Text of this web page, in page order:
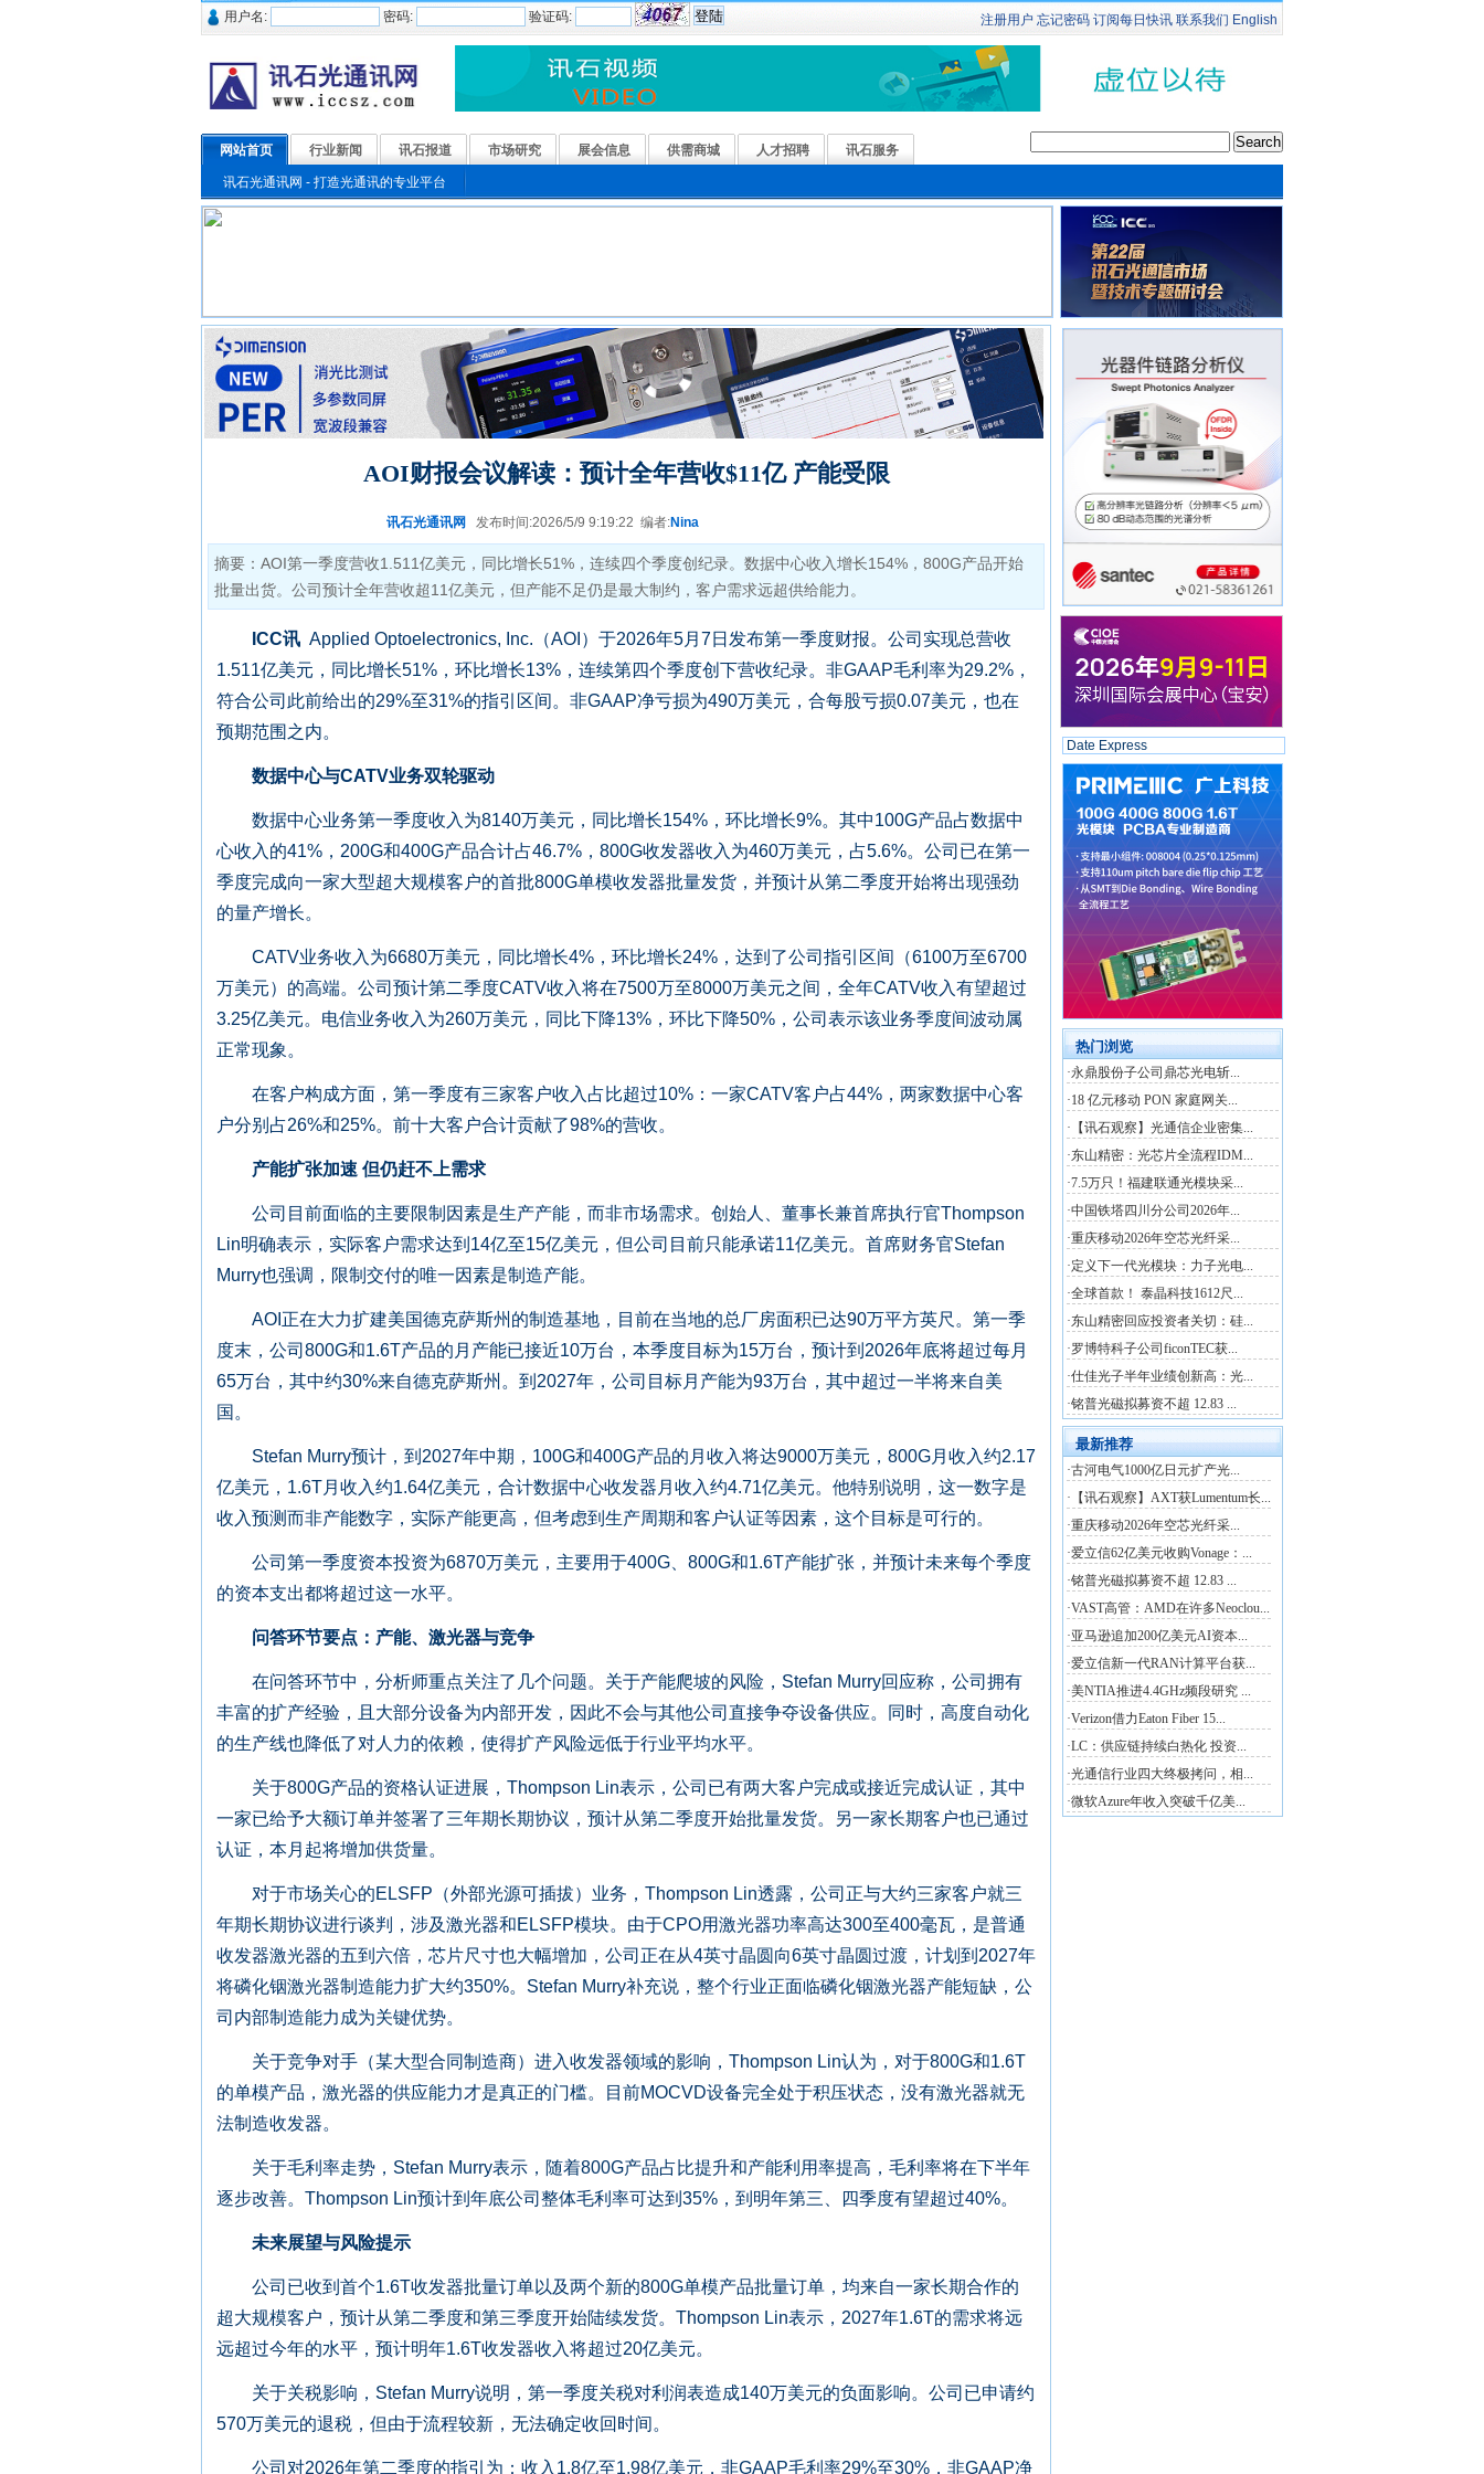
用户名: 密码: 验证码: 注册用户 忘记密码 订阅每日快讯 联系我们 English
网站首页 行业新闻 讯石报道 市场研究 展会信息 供需商城 人才招聘 讯石服务
讯石光通讯网 - 打造光通讯的专业平台
AOI财报会议解读：预计全年营收$11亿 产能受限
讯石光通讯网 发布时间:2026/5/9 9:19:22 编者:Nina
摘要：AOI第一季度营收1.511亿美元，同比增长51%，连续四个季度创纪录。数据中心收入增长154%，800G产品开始
批量出货。公司预计全年营收超11亿美元，但产能不足仍是最大制约，客户需求远超供给能力。
ICC讯 Applied Optoelectronics, Inc.（AOI）于2026年5月7日发布第一季度财报。公司实现总营收
1.511亿美元，同比增长51%，环比增长13%，连续第四个季度创下营收纪录。非GAAP毛利率为29.2%，
符合公司此前给出的29%至31%的指引区间。非GAAP净亏损为490万美元，合每股亏损0.07美元，也在
预期范围之内。
数据中心与CATV业务双轮驱动
数据中心业务第一季度收入为8140万美元，同比增长154%，环比增长9%。其中100G产品占数据中
心收入的41%，200G和400G产品合计占46.7%，800G收发器收入为460万美元，占5.6%。公司已在第一
季度完成向一家大型超大规模客户的首批800G单模收发器批量发货，并预计从第二季度开始将出现强劲
的量产增长。
CATV业务收入为6680万美元，同比增长4%，环比增长24%，达到了公司指引区间（6100万至6700
万美元）的高端。公司预计第二季度CATV收入将在7500万至8000万美元之间，全年CATV收入有望超过
3.25亿美元。电信业务收入为260万美元，同比下降13%，环比下降50%，公司表示该业务季度间波动属
正常现象。
在客户构成方面，第一季度有三家客户收入占比超过10%：一家CATV客户占44%，两家数据中心客
户分别占26%和25%。前十大客户合计贡献了98%的营收。
产能扩张加速 但仍赶不上需求
公司目前面临的主要限制因素是生产产能，而非市场需求。创始人、董事长兼首席执行官Thompson
Lin明确表示，实际客户需求达到14亿至15亿美元，但公司目前只能承诺11亿美元。首席财务官Stefan
Murry也强调，限制交付的唯一因素是制造产能。
AOI正在大力扩建美国德克萨斯州的制造基地，目前在当地的总厂房面积已达90万平方英尺。第一季
度末，公司800G和1.6T产品的月产能已接近10万台，本季度目标为15万台，预计到2026年底将超过每月
65万台，其中约30%来自德克萨斯州。到2027年，公司目标月产能为93万台，其中超过一半将来自美
国。
Stefan Murry预计，到2027年中期，100G和400G产品的月收入将达9000万美元，800G月收入约2.17
亿美元，1.6T月收入约1.64亿美元，合计数据中心收发器月收入约4.71亿美元。他特别说明，这一数字是
收入预测而非产能数字，实际产能更高，但考虑到生产周期和客户认证等因素，这个目标是可行的。
公司第一季度资本投资为6870万美元，主要用于400G、800G和1.6T产能扩张，并预计未来每个季度
的资本支出都将超过这一水平。
问答环节要点：产能、激光器与竞争
在问答环节中，分析师重点关注了几个问题。关于产能爬坡的风险，Stefan Murry回应称，公司拥有
丰富的扩产经验，且大部分设备为内部开发，因此不会与其他公司直接争夺设备供应。同时，高度自动化
的生产线也降低了对人力的依赖，使得扩产风险远低于行业平均水平。
关于800G产品的资格认证进展，Thompson Lin表示，公司已有两大客户完成或接近完成认证，其中
一家已给予大额订单并签署了三年期长期协议，预计从第二季度开始批量发货。另一家长期客户也已通过
认证，本月起将增加供货量。
对于市场关心的ELSFP（外部光源可插拔）业务，Thompson Lin透露，公司正与大约三家客户就三
年期长期协议进行谈判，涉及激光器和ELSFP模块。由于CPO用激光器功率高达300至400毫瓦，是普通
收发器激光器的五到六倍，芯片尺寸也大幅增加，公司正在从4英寸晶圆向6英寸晶圆过渡，计划到2027年
将磷化铟激光器制造能力扩大约350%。Stefan Murry补充说，整个行业正面临磷化铟激光器产能短缺，公
司内部制造能力成为关键优势。
关于竞争对手（某大型合同制造商）进入收发器领域的影响，Thompson Lin认为，对于800G和1.6T
的单模产品，激光器的供应能力才是真正的门槛。目前MOCVD设备完全处于积压状态，没有激光器就无
法制造收发器。
关于毛利率走势，Stefan Murry表示，随着800G产品占比提升和产能利用率提高，毛利率将在下半年
逐步改善。Thompson Lin预计到年底公司整体毛利率可达到35%，到明年第三、四季度有望超过40%。
未来展望与风险提示
公司已收到首个1.6T收发器批量订单以及两个新的800G单模产品批量订单，均来自一家长期合作的
超大规模客户，预计从第二季度和第三季度开始陆续发货。Thompson Lin表示，2027年1.6T的需求将远
远超过今年的水平，预计明年1.6T收发器收入将超过20亿美元。
关于关税影响，Stefan Murry说明，第一季度关税对利润表造成140万美元的负面影响。公司已申请约
570万美元的退税，但由于流程较新，无法确定收回时间。
公司对2026年第二季度的指引为：收入1.8亿至1.98亿美元，非GAAP毛利率29%至30%，非GAAP净
Date Express